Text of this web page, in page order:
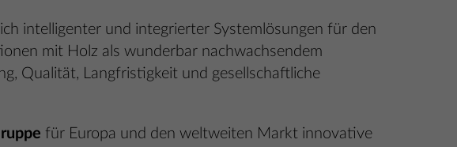
intelligenter und integrierter Systemlösungen für den
mit Holz als wunderbar nachwachsendem
Qualität, Langfristigkeit und gesellschaftliche
für Europa und den weltweiten Markt innovative